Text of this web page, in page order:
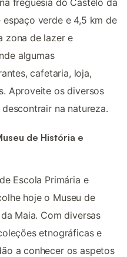
freguesia do Castêlo da
verde e 4,5 km de
zona de lazer e
algumas
cafetaria, loja,
Aproveite os diversos
na natureza.
de História e
Escola Primária e
hoje o Museu de
Maia. Com diversas
etnográficas e
a conhecer os aspetos